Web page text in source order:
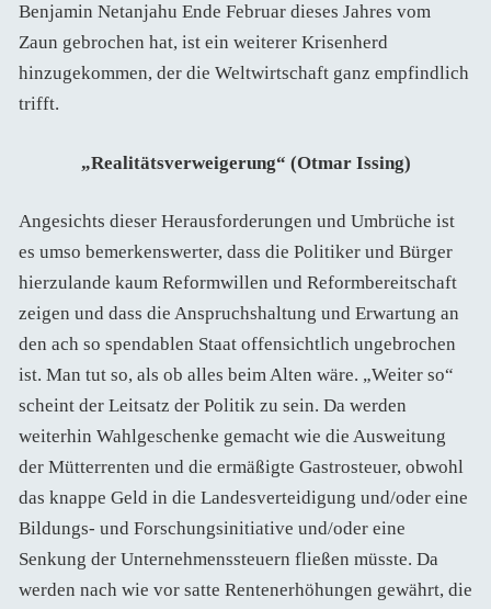
Benjamin Netanjahu Ende Februar dieses Jahres vom
Zaun gebrochen hat, ist ein weiterer Krisenherd
hinzugekommen, der die Weltwirtschaft ganz empfindlich
trifft.
„Realitätsverweigerung“ (Otmar Issing)
Angesichts dieser Herausforderungen und Umbrüche ist
es umso bemerkenswerter, dass die Politiker und Bürger
hierzulande kaum Reformwillen und Reformbereitschaft
zeigen und dass die Anspruchshaltung und Erwartung an
den ach so spendablen Staat offensichtlich ungebrochen
ist. Man tut so, als ob alles beim Alten wäre. „Weiter so“
scheint der Leitsatz der Politik zu sein. Da werden
weiterhin Wahlgeschenke gemacht wie die Ausweitung
der Mütterrenten und die ermäßigte Gastrosteuer, obwohl
das knappe Geld in die Landesverteidigung und/oder eine
Bildungs- und Forschungsinitiative und/oder eine
Senkung der Unternehmenssteuern fließen müsste. Da
werden nach wie vor satte Rentenerhöhungen gewährt, die